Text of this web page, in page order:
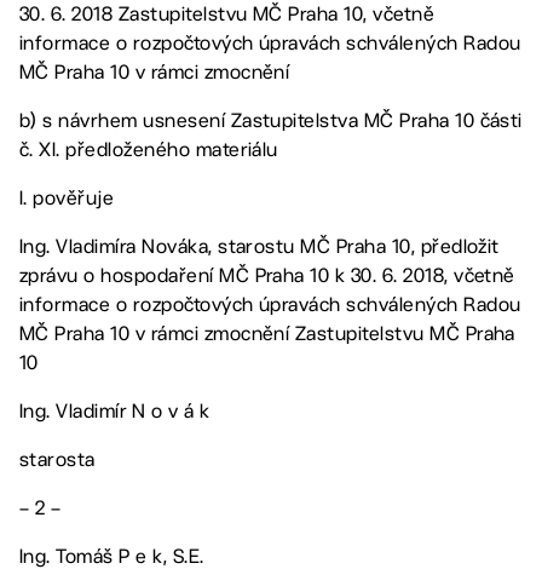
30. 6. 2018 Zastupitelstvu MČ Praha 10, včetně
informace o rozpočtových úpravách schválených Radou
MČ Praha 10 v rámci zmocnění
b) s návrhem usnesení Zastupitelstva MČ Praha 10 části
č. XI. předloženého materiálu
I. pověřuje
Ing. Vladimíra Nováka, starostu MČ Praha 10, předložit
zprávu o hospodaření MČ Praha 10 k 30. 6. 2018, včetně
informace o rozpočtových úpravách schválených Radou
MČ Praha 10 v rámci zmocnění Zastupitelstvu MČ Praha
10
Ing. Vladimír N o v á k
starosta
– 2 –
Ing. Tomáš P e k, S.E.